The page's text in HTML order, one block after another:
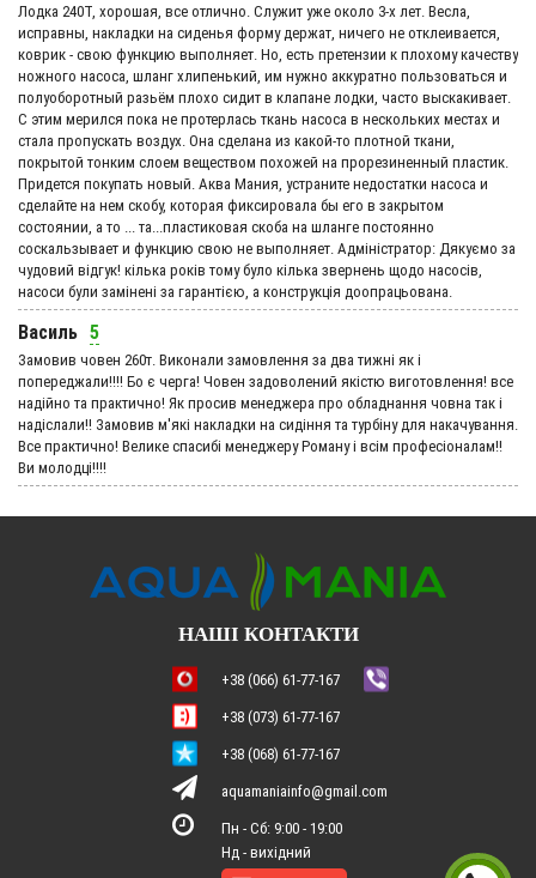
Лодка 240Т, хорошая, все отлично. Служит уже около 3-х лет. Весла,
исправны, накладки на сиденья форму держат, ничего не отклеивается,
коврик - свою функцию выполняет. Но, есть претензии к плохому качеству
ножного насоса, шланг хлипенький, им нужно аккуратно пользоваться и
полуоборотный разьём плохо сидит в клапане лодки, часто выскакивает.
С этим мерился пока не протерлась ткань насоса в нескольких местах и
стала пропускать воздух. Она сделана из какой-то плотной ткани,
покрытой тонким слоем веществом похожей на прорезиненный пластик.
Придется покупать новый. Аква Мания, устраните недостатки насоса и
сделайте на нем скобу, которая фиксировала бы его в закрытом
состоянии, а то ... та...пластиковая скоба на шланге постоянно
соскальзывает и функцию свою не выполняет. Адмiнiстратор: Дякуємо за
чудовий вiдгук! кілька років тому було кілька звернень щодо насосів,
насоси були замінені за гарантією, а конструкція доопрацьована.
Василь 5
Замовив човен 260т. Виконали замовлення за два тижні як і
попереджали!!!! Бо є черга! Човен задоволений якістю виготовлення! все
надійно та практично! Як просив менеджера про обладнання човна так і
надіслали!! Замовив м'які накладки на сидіння та турбіну для накачування.
Все практично! Велике спасибі менеджеру Роману і всім професіоналам!!
Ви молодці!!!!
НАШІ КОНТАКТИ
+38 (066) 61-77-167
+38 (073) 61-77-167
+38 (068) 61-77-167
aquamaniainfo@gmail.com
Пн - Сб: 9:00 - 19:00